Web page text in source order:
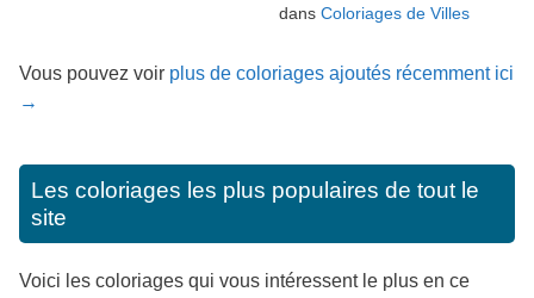
dans Coloriages de Villes
Vous pouvez voir plus de coloriages ajoutés récemment ici
→
Les coloriages les plus populaires de tout le
site
Voici les coloriages qui vous intéressent le plus en ce